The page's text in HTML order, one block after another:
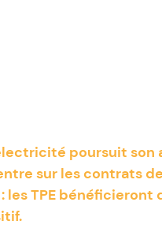
poursuit son
sur les contrats
TPE bénéficieront